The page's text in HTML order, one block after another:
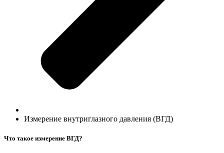
Измерение внутриглазного давления (ВГД)
Что такое измерение ВГД?